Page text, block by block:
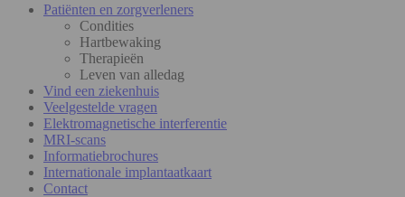
Patiënten en zorgverleners
Condities
Hartbewaking
Therapieën
Leven van alledag
Vind een ziekenhuis
Veelgestelde vragen
Elektromagnetische interferentie
MRI-scans
Informatiebrochures
Internationale implantaatkaart
Contact